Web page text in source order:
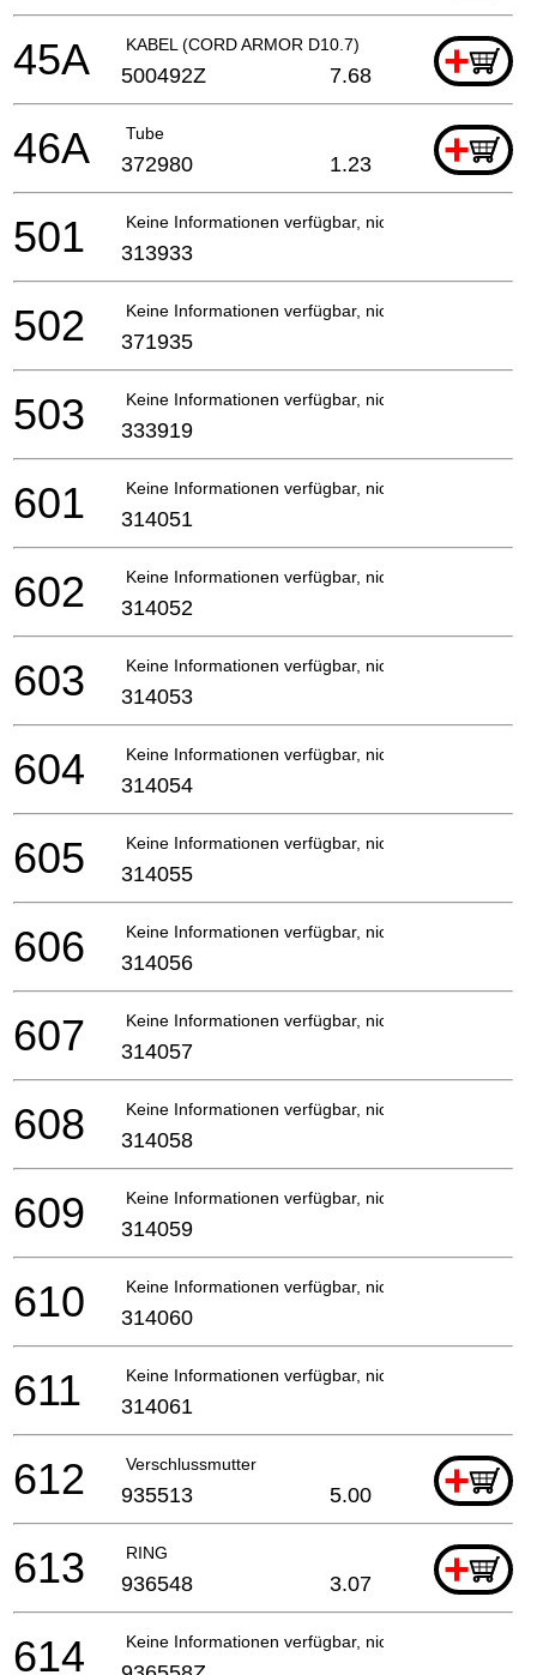
KABEL (CORD ARMOR D10.7) +
45A 500492Z 7.68
Tube +
46A 372980 1.23
Keine Informationen verfügbar, nicht bestellbar
501 313933
Keine Informationen verfügbar, nicht bestellbar
502 371935
Keine Informationen verfügbar, nicht bestellbar
503 333919
Keine Informationen verfügbar, nicht bestellbar
601 314051
Keine Informationen verfügbar, nicht bestellbar
602 314052
Keine Informationen verfügbar, nicht bestellbar
603 314053
Keine Informationen verfügbar, nicht bestellbar
604 314054
Keine Informationen verfügbar, nicht bestellbar
605 314055
Keine Informationen verfügbar, nicht bestellbar
606 314056
Keine Informationen verfügbar, nicht bestellbar
607 314057
Keine Informationen verfügbar, nicht bestellbar
608 314058
Keine Informationen verfügbar, nicht bestellbar
609 314059
Keine Informationen verfügbar, nicht bestellbar
610 314060
Keine Informationen verfügbar, nicht bestellbar
611 314061
Verschlussmutter +
612 935513 5.00
RING +
613 936548 3.07
Keine Informationen verfügbar, nicht bestellbar
614